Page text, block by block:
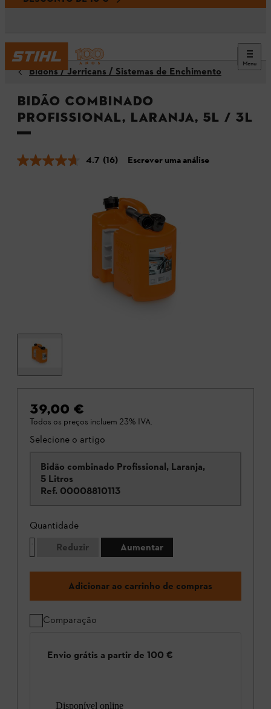
Menu
Bidons / Jerricans / Sistemas de Enchimento
Bidão Combinado
Profissional, Laranja, 5L / 3L
4.7 (16) Escrever uma análise
39,00 €
Todos os preços incluem 23% IVA.
Selecione o artigo
Bidão combinado Profissional, Laranja,
5 Litros
Ref. 00008810113
Quantidade
Reduzir
Aumentar
Adicionar ao carrinho de compras
Comparação
Envio grátis a partir de 100 €
Disponível online